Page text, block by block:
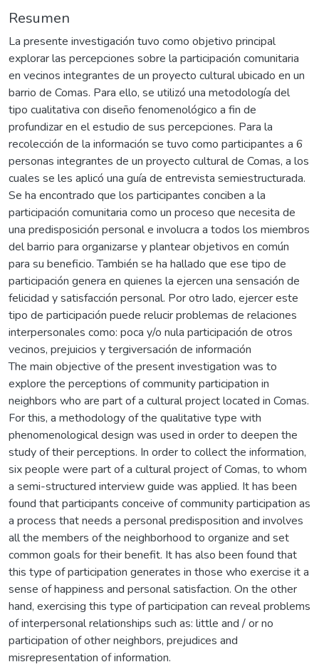
Resumen
La presente investigación tuvo como objetivo principal
explorar las percepciones sobre la participación comunitaria
en vecinos integrantes de un proyecto cultural ubicado en un
barrio de Comas. Para ello, se utilizó una metodología del
tipo cualitativa con diseño fenomenológico a fin de
profundizar en el estudio de sus percepciones. Para la
recolección de la información se tuvo como participantes a 6
personas integrantes de un proyecto cultural de Comas, a los
cuales se les aplicó una guía de entrevista semiestructurada.
Se ha encontrado que los participantes conciben a la
participación comunitaria como un proceso que necesita de
una predisposición personal e involucra a todos los miembros
del barrio para organizarse y plantear objetivos en común
para su beneficio. También se ha hallado que ese tipo de
participación genera en quienes la ejercen una sensación de
felicidad y satisfacción personal. Por otro lado, ejercer este
tipo de participación puede relucir problemas de relaciones
interpersonales como: poca y/o nula participación de otros
vecinos, prejuicios y tergiversación de información
The main objective of the present investigation was to
explore the perceptions of community participation in
neighbors who are part of a cultural project located in Comas.
For this, a methodology of the qualitative type with
phenomenological design was used in order to deepen the
study of their perceptions. In order to collect the information,
six people were part of a cultural project of Comas, to whom
a semi-structured interview guide was applied. It has been
found that participants conceive of community participation as
a process that needs a personal predisposition and involves
all the members of the neighborhood to organize and set
common goals for their benefit. It has also been found that
this type of participation generates in those who exercise it a
sense of happiness and personal satisfaction. On the other
hand, exercising this type of participation can reveal problems
of interpersonal relationships such as: little and / or no
participation of other neighbors, prejudices and
misrepresentation of information.